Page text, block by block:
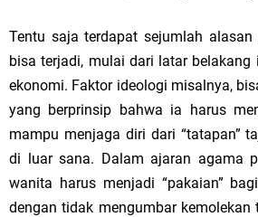
Tentu saja terdapat sejumlah
bisa terjadi, mulai dari latar belakang
ekonomi. Faktor ideologi misalnya,
yang berprinsip bahwa ia harus
mampu menjaga diri dari “tatapan”
di luar sana. Dalam ajaran agama
wanita harus menjadi “pakaian”
dengan tidak mengumbar kemolekan